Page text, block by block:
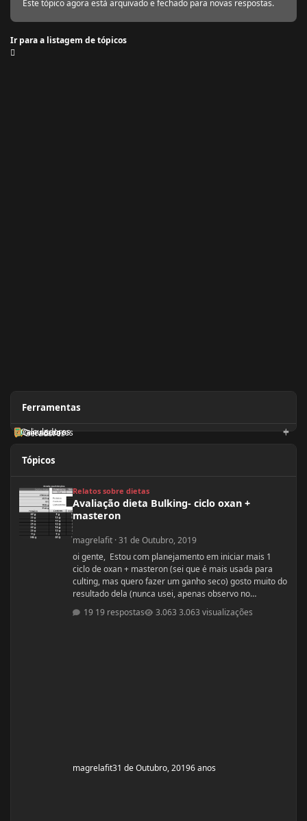
Este tópico agora está arquivado e fechado para novas respostas.
Ir para a listagem de tópicos
Ferramentas
Geradores
Orientadores
Calculadoras
Tópicos
Relatos sobre dietas
Avaliação dieta Bulking- ciclo oxan +
masteron
magrelafit ·31 de Outubro, 2019
oi gente, Estou com planejamento em iniciar mais 1
ciclo de oxan + masteron (sei que é mais usada para
culting, mas quero fazer um ganho seco) gosto muito do
resultado dela (nunca usei, apenas observo no
pessoal). ja fiz 2 ciclos de oxandrolona 1 em 2016(6
semanas) e outro 2017.(6 semanas) , mas o meu
19 respostas 3.063 visualizações
magrelafit31 de Outubro, 20196 anos